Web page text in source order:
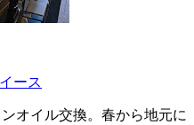
ース
オイル交換。春から地元に